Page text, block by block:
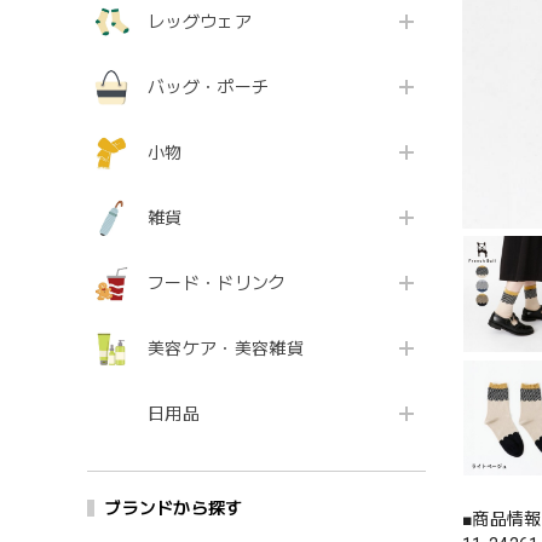
レッグウェア
バッグ・ポーチ
小物
雑貨
フード・ドリンク
美容ケア・美容雑貨
日用品
ブランドから探す
■商品情